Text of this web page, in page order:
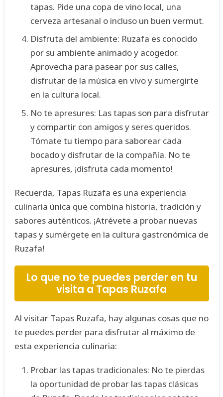
tapas. Pide una copa de vino local, una
cerveza artesanal o incluso un buen vermut.
Disfruta del ambiente: Ruzafa es conocido
por su ambiente animado y acogedor.
Aprovecha para pasear por sus calles,
disfrutar de la música en vivo y sumergirte
en la cultura local.
No te apresures: Las tapas son para disfrutar
y compartir con amigos y seres queridos.
Tómate tu tiempo para saborear cada
bocado y disfrutar de la compañía. No te
apresures, ¡disfruta cada momento!
Recuerda, Tapas Ruzafa es una experiencia
culinaria única que combina historia, tradición y
sabores auténticos. ¡Atrévete a probar nuevas
tapas y sumérgete en la cultura gastronómica de
Ruzafa!
Lo que no te puedes perder en tu
visita a Tapas Ruzafa
Al visitar Tapas Ruzafa, hay algunas cosas que no
te puedes perder para disfrutar al máximo de
esta experiencia culinaria:
Probar las tapas tradicionales: No te pierdas
la oportunidad de probar las tapas clásicas